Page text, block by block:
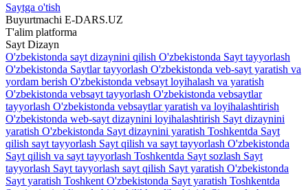
Saytga o'tish
Buyurtmachi E-DARS.UZ
T'alim platforma
Sayt Dizayn
O'zbekistonda sayt dizaynini qilish O'zbekistonda Sayt tayyorlash
O'zbekistonda Saytlar tayyorlash O'zbekistonda veb-sayt yaratish va
yordam berish O'zbekistonda vebsayt loyihalash va yaratish
O'zbekistonda vebsayt tayyorlash O'zbekistonda vebsaytlar
tayyorlash O'zbekistonda vebsaytlar yaratish va loyihalashtirish
O'zbekistonda web-sayt dizaynini loyihalashtirish Sayt dizaynini
yaratish O'zbekistonda Sayt dizaynini yaratish Toshkentda Sayt
qilish sayt tayyorlash Sayt qilish va sayt tayyorlash O'zbekistonda
Sayt qilish va sayt tayyorlash Toshkentda Sayt sozlash Sayt
tayyorlash Sayt tayyorlash sayt qilish Sayt yaratish O'zbekistonda
Sayt yaratish Toshkent O'zbekistonda Sayt yaratish Toshkentda